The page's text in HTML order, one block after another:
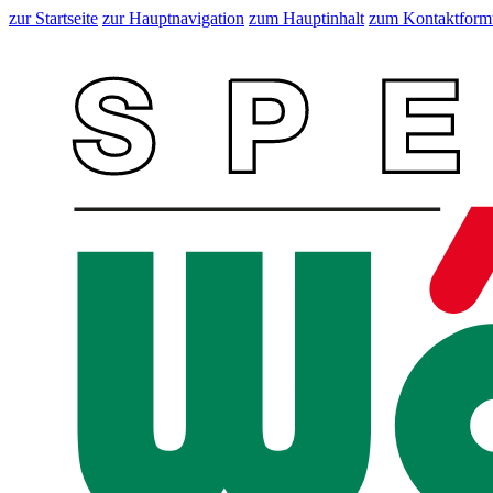
zur Startseite zur Hauptnavigation zum Hauptinhalt zum